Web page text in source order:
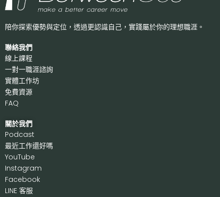
陪你探索優勢與定位，透過更認識自己， 實踐屬於你的理想職涯。
聯絡我們
線上課程
一對一職涯諮詢
實體工作坊
免費資源
FAQ
關於我們
Podcast
最近工作還好嗎
YouTube
Instagram
Facebook
LINE 客服